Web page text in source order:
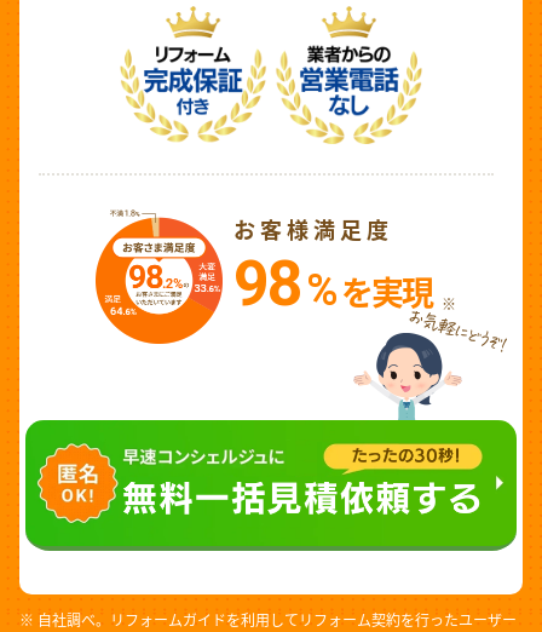
お客様満足度
98%を実現 ※
※ 自社調べ。リフォームガイドを利用してリフォーム契約を行ったユーザー